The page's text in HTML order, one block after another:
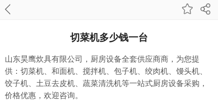
切菜机多少钱一台
山东昊鹰炊具有限公司，厨房设备全套供应商商，为您提
供：切菜机、和面机、搅拌机、包子机、绞肉机、馒头机、
饺子机、土豆去皮机、蔬菜清洗机等一站式厨房设备采购，
价格优惠，欢迎咨询。